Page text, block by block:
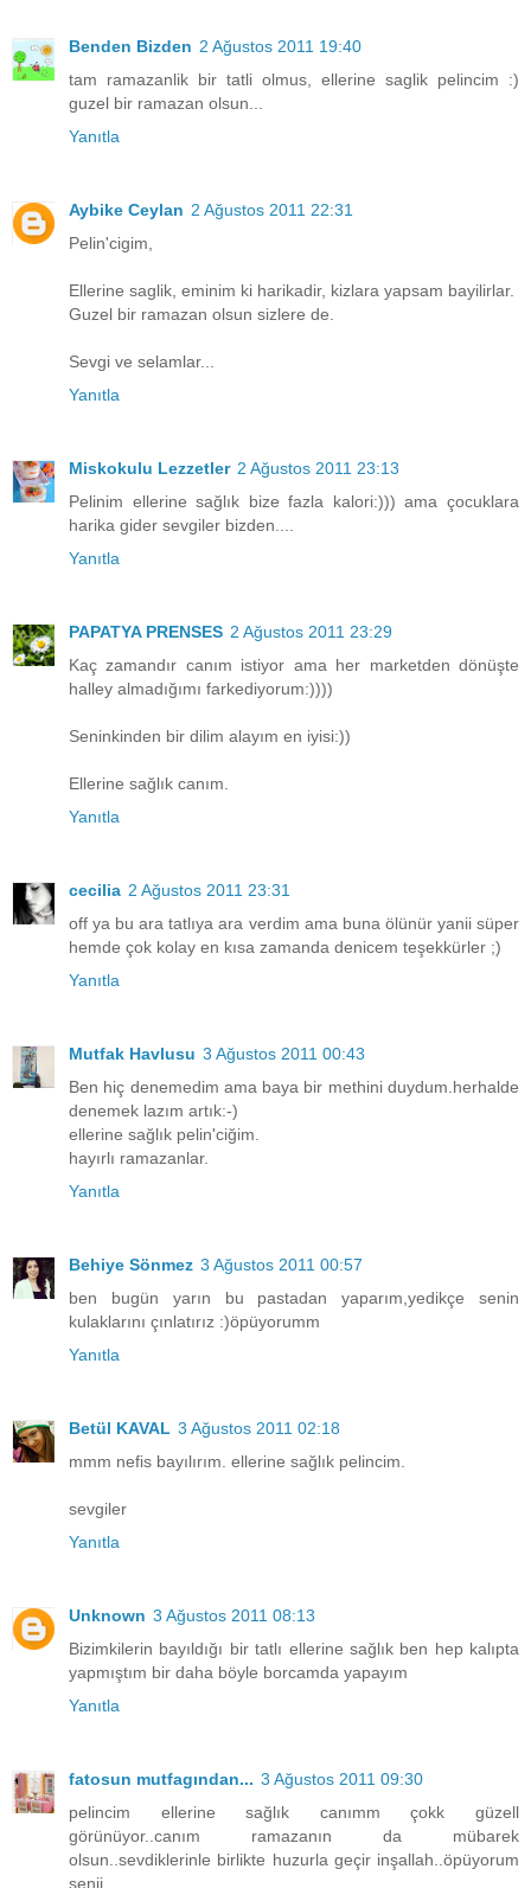
Benden Bizden 2 Ağustos 2011 19:40
tam ramazanlik bir tatli olmus, ellerine saglik pelincim :)
guzel bir ramazan olsun...
Yanıtla
Aybike Ceylan 2 Ağustos 2011 22:31
Pelin'cigim,
Ellerine saglik, eminim ki harikadir, kizlara yapsam bayilirlar.
Guzel bir ramazan olsun sizlere de.
Sevgi ve selamlar...
Yanıtla
Miskokulu Lezzetler 2 Ağustos 2011 23:13
Pelinim ellerine sağlık bize fazla kalori:))) ama çocuklara
harika gider sevgiler bizden....
Yanıtla
PAPATYA PRENSES 2 Ağustos 2011 23:29
Kaç zamandır canım istiyor ama her marketden dönüşte
halley almadığımı farkediyorum:))))
Seninkinden bir dilim alayım en iyisi:))
Ellerine sağlık canım.
Yanıtla
cecilia 2 Ağustos 2011 23:31
off ya bu ara tatlıya ara verdim ama buna ölünür yanii süper
hemde çok kolay en kısa zamanda denicem teşekkürler ;)
Yanıtla
Mutfak Havlusu 3 Ağustos 2011 00:43
Ben hiç denemedim ama baya bir methini duydum.herhalde
denemek lazım artık:-)
ellerine sağlık pelin'ciğim.
hayırlı ramazanlar.
Yanıtla
Behiye Sönmez 3 Ağustos 2011 00:57
ben bugün yarın bu pastadan yaparım,yedikçe senin
kulaklarını çınlatırız :)öpüyorumm
Yanıtla
Betül KAVAL 3 Ağustos 2011 02:18
mmm nefis bayılırım. ellerine sağlık pelincim.
sevgiler
Yanıtla
Unknown 3 Ağustos 2011 08:13
Bizimkilerin bayıldığı bir tatlı ellerine sağlık ben hep kalıpta
yapmıştım bir daha böyle borcamda yapayım
Yanıtla
fatosun mutfagından... 3 Ağustos 2011 09:30
pelincim ellerine sağlık canımm çokk güzell
görünüyor..canım ramazanın da mübarek
olsun..sevdiklerinle birlikte huzurla geçir inşallah..öpüyorum
senii